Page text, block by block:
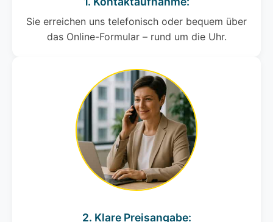
Sie erreichen uns telefonisch oder bequem über
das Online-Formular – rund um die Uhr.
2. Klare Preisangabe: